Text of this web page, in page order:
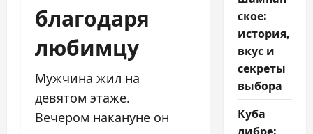
благодаря
любимцу
Мужчина жил на
девятом этаже.
Вечером накануне он
ское:
история,
вкус и
секреты
выбора
Куба
либре: